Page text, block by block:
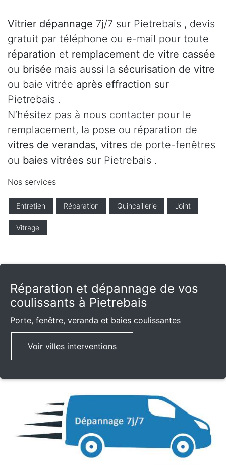
Vitrier dépannage 7j/7 sur Pietrebais , devis
gratuit par téléphone ou e-mail pour toute
réparation et remplacement de vitre cassée
ou brisée mais aussi la sécurisation de vitre
ou baie vitrée après effraction sur
Pietrebais .
N’hésitez pas à nous contacter pour le
remplacement, la pose ou réparation de
vitres de verandas, vitres de porte-fenêtres
ou baies vitrées sur Pietrebais .
Nos services
Entretien Réparation Quincaillerie Joint
Vitrage
Réparation et dépannage de vos
coulissants à Pietrebais
Porte, fenêtre, veranda et baies coulissantes
Voir villes interventions